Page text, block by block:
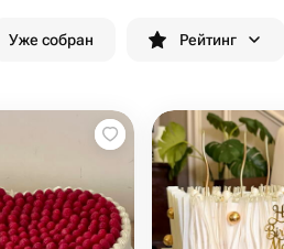
Уже собран Рейтинг